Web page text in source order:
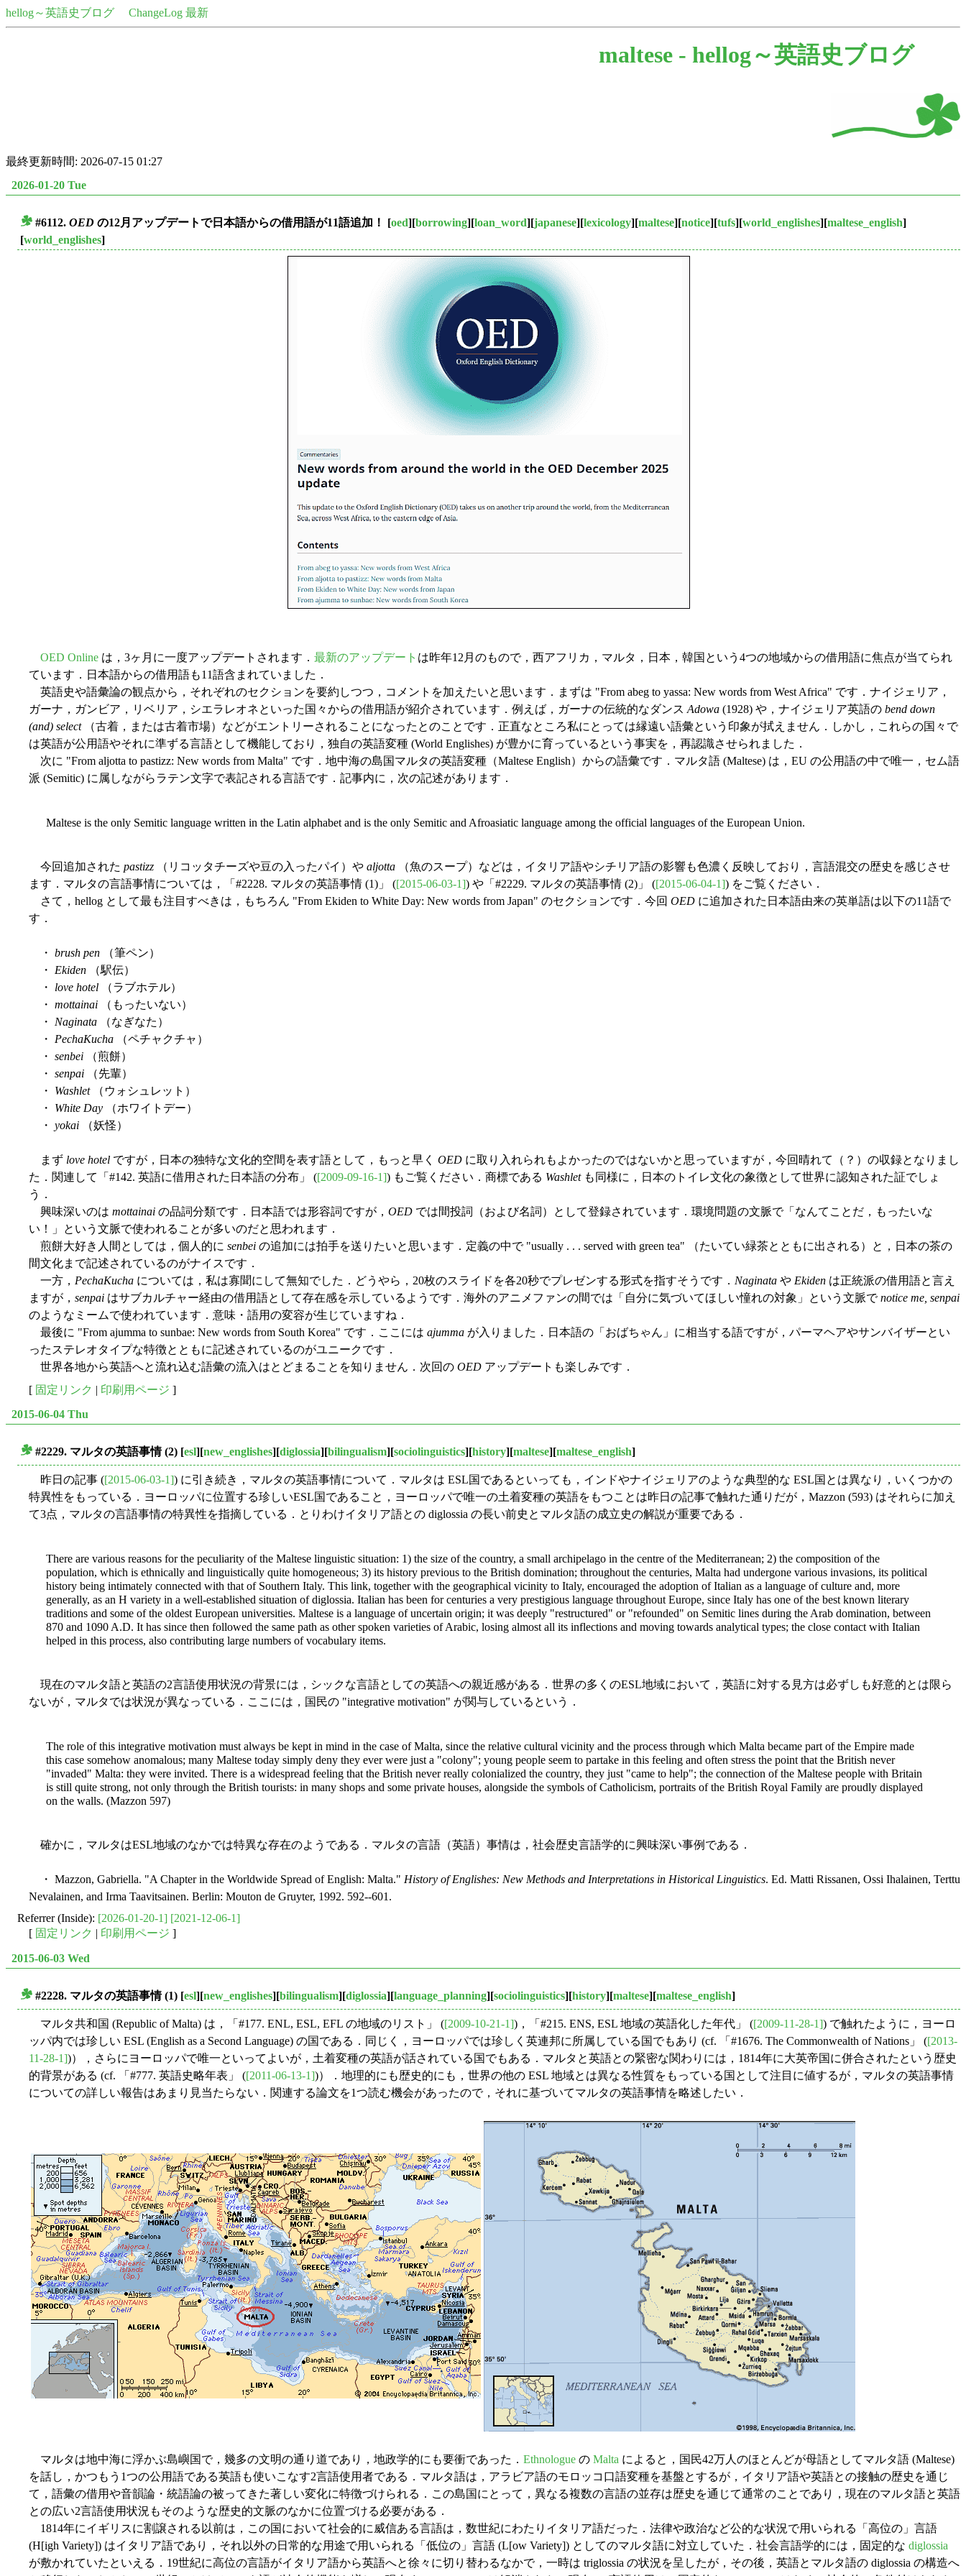
hellog～英語史ブログ ChangeLog 最新
maltese - hellog～英語史ブログ
最終更新時間: 2026-07-15 01:27
2026-01-20 Tue
#6112. OED の12月アップデートで日本語からの借用語が11語追加！ [oed][borrowing][loan_word][japanese][lexicology][maltese][notice][tufs][world_englishes][maltese_english]
[world_englishes]
OED Online は，3ヶ月に一度アップデートされます． 最新のアップデート は昨年12月のもので，西アフリカ，マルタ，日本，韓国という4つの地域からの借用語に焦点が当てられ
ています．日本語からの借用語も11語含まれていました．
英語史や語彙論の観点から，それぞれのセクションを要約しつつ，コメントを加えたいと思います．まずは "From abeg to yassa: New words from West Africa" です．ナイジェリア，
ガーナ，ガンビア，リベリア，シエラレオネといった国々からの借用語が紹介されています．例えば，ガーナの伝統的なダンス Adowa (1928) や，ナイジェリア英語の bend down
(and) select（古着，または古着市場）などがエントリーされることになったとのことです．正直なところ私にとっては縁遠い語彙という印象が拭えません．しかし，これらの国々で
は英語が公用語やそれに準ずる言語として機能しており，独自の英語変種 (World Englishes) が豊かに育っているという事実を，再認識させられました．
次に "From aljotta to pastizz: New words from Malta" です．地中海の島国マルタの英語変種（Maltese English）からの語彙です．マルタ語 (Maltese) は，EU の公用語の中で唯一，セム語
派 (Semitic) に属しながらラテン文字で表記される言語です．記事内に，次の記述があります．
Maltese is the only Semitic language written in the Latin alphabet and is the only Semitic and Afroasiatic language among the official languages of the European Union.
今回追加された pastizz （リコッタチーズや豆の入ったパイ）や aljotta （魚のスープ）などは，イタリア語やシチリア語の影響も色濃く反映しており，言語混交の歴史を感じさせ
ます．マルタの言語事情については，「#2228. マルタの英語事情 (1)」 ([2015-06-03-1]) や「#2229. マルタの英語事情 (2)」 ([2015-06-04-1]) をご覧ください．
さて，hellog として最も注目すべきは，もちろん "From Ekiden to White Day: New words from Japan" のセクションです．今回 OED に追加された日本語由来の英単語は以下の11語で
す．
・ brush pen （筆ペン）
・ Ekiden （駅伝）
・ love hotel （ラブホテル）
・ mottainai （もったいない）
・ Naginata （なぎなた）
・ PechaKucha （ペチャクチャ）
・ senbei （煎餅）
・ senpai （先輩）
・ Washlet（ウォシュレット）
・ White Day （ホワイトデー）
・ yokai （妖怪）
まず love hotel ですが，日本の独特な文化的空間を表す語として，もっと早く OED に取り入れられもよかったのではないかと思っていますが，今回晴れて（？）の収録となりまし
た．関連して「#142. 英語に借用された日本語の分布」 ([2009-09-16-1]) もご覧ください．商標である Washletも同様に，日本のトイレ文化の象徴として世界に認知された証でしょ
う．
興味深いのは mottainai の品詞分類です．日本語では形容詞ですが， OED では間投詞（および名詞）として登録されています．環境問題の文脈で「なんてことだ，もったいな
い！」という文脈で使われることが多いのだと思われます．
煎餅大好き人間としては，個人的に senbei の追加には拍手を送りたいと思います．定義の中で "usually . . . served with green tea" （たいてい緑茶とともに出される）と，日本の茶の
間文化まで記述されているのがナイスです．
一方， PechaKucha については，私は寡聞にして無知でした．どうやら，20枚のスライドを各20秒でプレゼンする形式を指すそうです． Naginata や Ekiden は正統派の借用語と言え
ますが， senpai はサブカルチャー経由の借用語として存在感を示しているようです．海外のアニメファンの間では「自分に気づいてほしい憧れの対象」という文脈でnotice me, senpai
のようなミームで使われています．意味・語用の変容が生じていますね．
最後に "From ajumma to sunbae: New words from South Korea" です．ここには ajumma が入りました．日本語の「おばちゃん」に相当する語ですが，パーマヘアやサンバイザーとい
ったステレオタイプな特徴とともに記述されているのがユニークです．
世界各地から英語へと流れ込む語彙の流入はとどまることを知りません．次回の OED アップデートも楽しみです．
[ 固定リンク | 印刷用ページ ]
2015-06-04 Thu
#2229. マルタの英語事情 (2) [esl][new_englishes][diglossia][bilingualism][sociolinguistics][history][maltese][maltese_english]
昨日の記事 ([2015-06-03-1]) に引き続き，マルタの英語事情について．マルタは ESL国であるといっても，インドやナイジェリアのような典型的な ESL国とは異なり，いくつかの
特異性をもっている．ヨーロッパに位置する珍しいESL国であること，ヨーロッパで唯一の土着変種の英語をもつことは昨日の記事で触れた通りだが，Mazzon (593) はそれらに加え
て3点，マルタの言語事情の特異性を指摘している．とりわけイタリア語との diglossia の長い前史とマルタ語の成立史の解説が重要である．
There are various reasons for the peculiarity of the Maltese linguistic situation: 1) the size of the country, a small archipelago in the centre of the Mediterranean; 2) the composition of the
population, which is ethnically and linguistically quite homogeneous; 3) its history previous to the British domination; throughout the centuries, Malta had undergone various invasions, its political
history being intimately connected with that of Southern Italy. This link, together with the geographical vicinity to Italy, encouraged the adoption of Italian as a language of culture and, more
generally, as an H variety in a well-established situation of diglossia. Italian has been for centuries a very prestigious language throughout Europe, since Italy has one of the best known literary
traditions and some of the oldest European universities. Maltese is a language of uncertain origin; it was deeply "restructured" or "refounded" on Semitic lines during the Arab domination, between
870 and 1090 A.D. It has since then followed the same path as other spoken varieties of Arabic, losing almost all its inflections and moving towards analytical types; the close contact with Italian
helped in this process, also contributing large numbers of vocabulary items.
現在のマルタ語と英語の2言語使用状況の背景には，シックな言語としての英語への親近感がある．世界の多くのESL地域において，英語に対する見方は必ずしも好意的とは限ら
ないが，マルタでは状況が異なっている．ここには，国民の "integrative motivation" が関与しているという．
The role of this integrative motivation must always be kept in mind in the case of Malta, since the relative cultural vicinity and the process through which Malta became part of the Empire made
this case somehow anomalous; many Maltese today simply deny they ever were just a "colony"; young people seem to partake in this feeling and often stress the point that the British never
"invaded" Malta: they were invited. There is a widespread feeling that the British never really colonialized the country, they just "came to help"; the connection of the Maltese people with Britain
is still quite strong, not only through the British tourists: in many shops and some private houses, alongside the symbols of Catholicism, portraits of the British Royal Family are proudly displayed
on the walls. (Mazzon 597)
確かに，マルタはESL地域のなかでは特異な存在のようである．マルタの言語（英語）事情は，社会歴史言語学的に興味深い事例である．
・ Mazzon, Gabriella. "A Chapter in the Worldwide Spread of English: Malta." History of Englishes: New Methods and Interpretations in Historical Linguistics. Ed. Matti Rissanen, Ossi Ihalainen, Terttu
Nevalainen, and Irma Taavitsainen. Berlin: Mouton de Gruyter, 1992. 592--601.
Referrer (Inside): [2026-01-20-1] [2021-12-06-1]
[ 固定リンク | 印刷用ページ ]
2015-06-03 Wed
#2228. マルタの英語事情 (1) [esl][new_englishes][bilingualism][diglossia][language_planning][sociolinguistics][history][maltese][maltese_english]
マルタ共和国 (Republic of Malta) は，「#177. ENL, ESL, EFL の地域のリスト」 ([2009-10-21-1])，「#215. ENS, ESL 地域の英語化した年代」 ([2009-11-28-1]) で触れたように，ヨーロ
ッパ内では珍しい ESL (English as a Second Language) の国である．同じく，ヨーロッパでは珍しく英連邦に所属している国でもあり (cf. 「#1676. The Commonwealth of Nations」 ([2013-
11-28-1])），さらにヨーロッパで唯一といってよいが，土着変種の英語が話されている国でもある．マルタと英語との緊密な関わりには，1814年に大英帝国に併合されたという歴史
的背景がある (cf. 「#777. 英語史略年表」 ([2011-06-13-1])）．地理的にも歴史的にも，世界の他の ESL 地域とは異なる性質をもっている国として注目に値するが，マルタの英語事情
についての詳しい報告はあまり見当たらない．関連する論文を1つ読む機会があったので，それに基づいてマルタの英語事情を略述したい．
マルタは地中海に浮かぶ島嶼国で，幾多の文明の通り道であり，地政学的にも要衝であった． Ethnologue の Malta によると，国民42万人のほとんどが母語としてマルタ語 (Maltese)
を話し，かつもう1つの公用語である英語も使いこなす2言語使用者である．マルタ語は，アラビア語のモロッコ口語変種を基盤とするが，イタリア語や英語との接触の歴史を通じ
て，語彙の借用や音韻論・統語論の被ってきた著しい変化に特徴づけられる．この島国にとって，異なる複数の言語の並存は歴史を通じて通常のことであり，現在のマルタ語と英語
との広い2言語使用状況もそのような歴史的文脈のなかに位置づける必要がある．
1814年にイギリスに割譲される以前は，この国において社会的に威信ある言語は，数世紀にわたりイタリア語だった．法律や政治など公的な状況で用いられる「高位の」言語
(H[igh Variety]) はイタリア語であり，それ以外の日常的な用途で用いられる「低位の」言語 (L[ow Variety]) としてのマルタ語に対立していた．社会言語学的には，固定的な diglossia
が敷かれていたといえる．19世紀に高位の言語がイタリア語から英語へと徐々に切り替わるなかで，一時は triglossia の状況を呈したが，その後，英語とマルタ語の diglossia の構造へ